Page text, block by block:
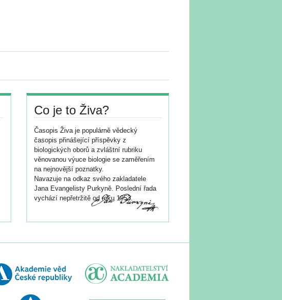
Co je to Živa?
Časopis Živa je populárně vědecký
časopis přinášející příspěvky z
biologických oborů a zvláštní rubriku
věnovanou výuce biologie se zaměřením
na nejnovější poznatky.
Navazuje na odkaz svého zakladatele
Jana Evangelisty Purkyně. Poslední řada
vychází nepřetržitě od roku 1953.